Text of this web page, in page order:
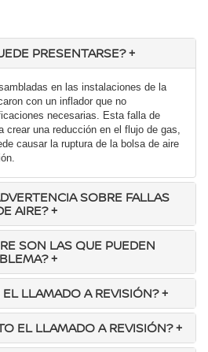
PRESENTARSE?+
en las instalaciones de la
con un inflador que no
necesarias. Esta falla de
crear una reducción en el flujo de gas,
causar la ruptura de la bolsa de aire
SOBRE FALLAS
AIRE?+
SON LAS QUE PUEDEN
+
LLAMADO A REVISIÓN?+
EL LLAMADO A REVISIÓN?+